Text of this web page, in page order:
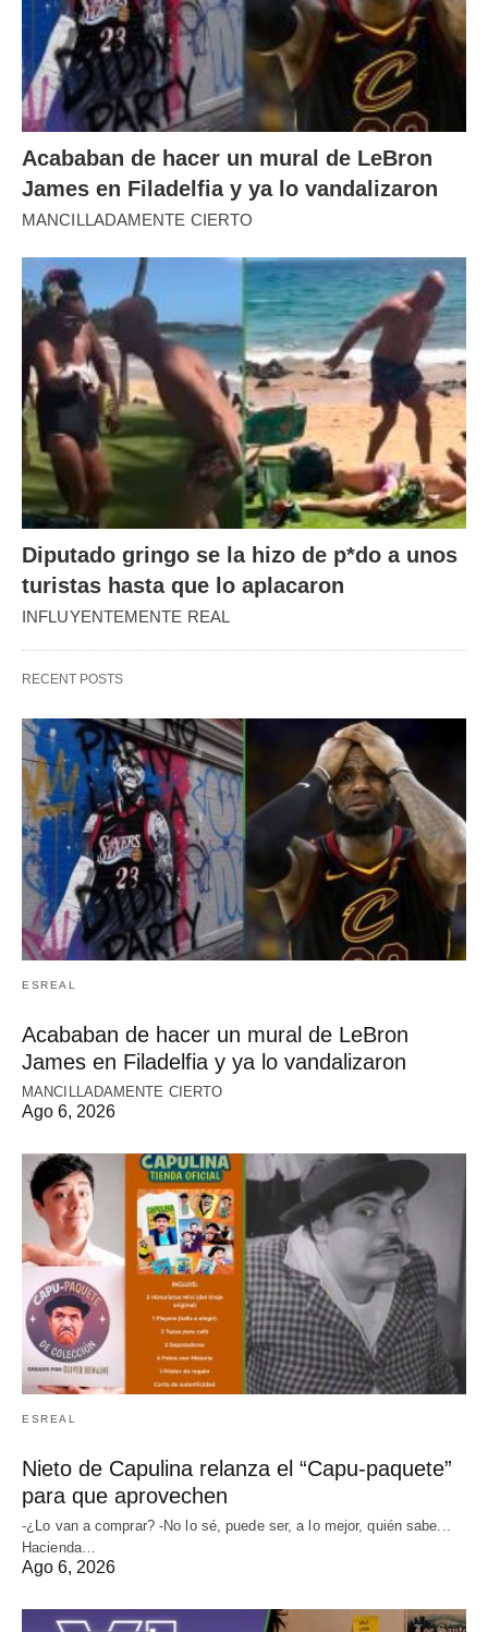
Acababan de hacer un mural de LeBron
James en Filadelfia y ya lo vandalizaron
MANCILLADAMENTE CIERTO
Diputado gringo se la hizo de p*do a unos
turistas hasta que lo aplacaron
INFLUYENTEMENTE REAL
RECENT POSTS
ESREAL
Acababan de hacer un mural de LeBron
James en Filadelfia y ya lo vandalizaron
MANCILLADAMENTE CIERTO
Ago 6, 2026
ESREAL
Nieto de Capulina relanza el “Capu-paquete”
para que aprovechen
-¿Lo van a comprar? -No lo sé, puede ser, a lo mejor, quién sabe...
Hacienda…
Ago 6, 2026